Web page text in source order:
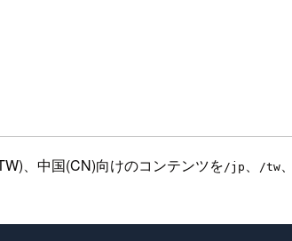
、中国(CN)向けのコンテンツを/jp 、 /tw、